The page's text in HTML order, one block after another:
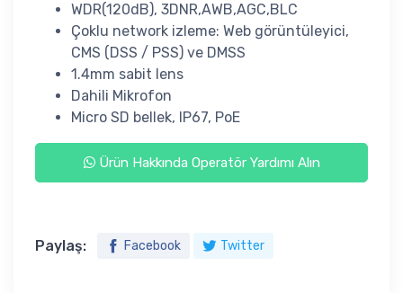
WDR(120dB), 3DNR,AWB,AGC,BLC
Çoklu network izleme: Web görüntüleyici,
CMS (DSS / PSS) ve DMSS
1.4mm sabit lens
Dahili Mikrofon
Micro SD bellek, IP67, PoE
Ürün Hakkında Operatör Yardımı Alın
Paylaş: Facebook Twitter